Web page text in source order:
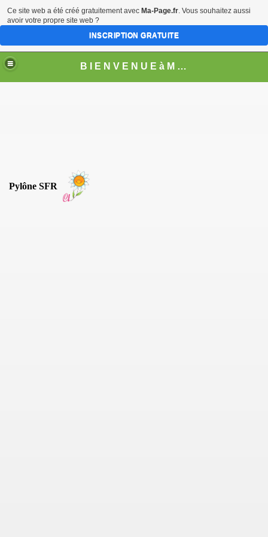
B I E N V E N U E à M O N T H U R E L
Pylône SFR
Ce site web a été créé gratuitement avec Ma-Page.fr. Vous souhaitez aussi
avoir votre propre site web ?
INSCRIPTION GRATUITE